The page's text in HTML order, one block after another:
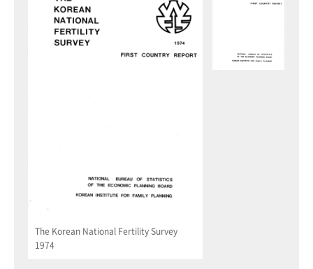
The Korean National Fertility Survey
1974